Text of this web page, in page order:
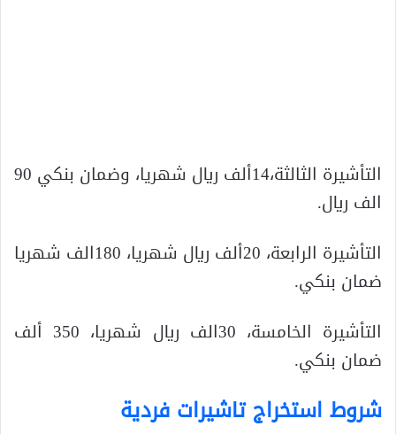
التأشيرة الثالثة،14ألف ريال شهريا، وضمان بنكي 90
الف ريال.
التأشيرة الرابعة، 20ألف ريال شهريا، 180الف شهريا
ضمان بنكي.
التأشيرة الخامسة، 30الف ريال شهريا، 350 ألف
ضمان بنكي.
شروط استخراج تاشيرات فردية